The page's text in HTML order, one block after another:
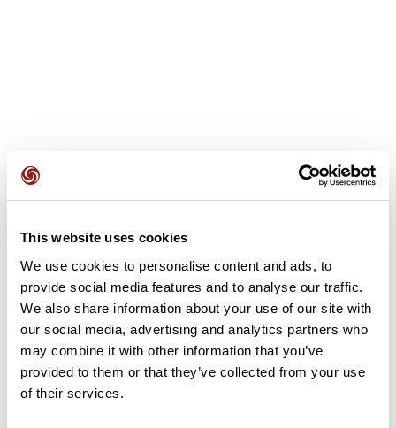
This website uses cookies
We use cookies to personalise content and ads, to
provide social media features and to analyse our traffic.
We also share information about your use of our site with
our social media, advertising and analytics partners who
may combine it with other information that you’ve
provided to them or that they’ve collected from your use
of their services.
Avis des utilisateurs
Soyez le premier à ajouter un avis !
Ajouter un avis
Résumé